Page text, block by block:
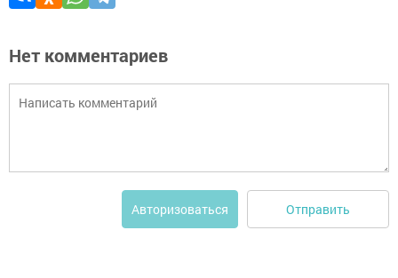
Нет комментариев
Авторизоваться Отправить